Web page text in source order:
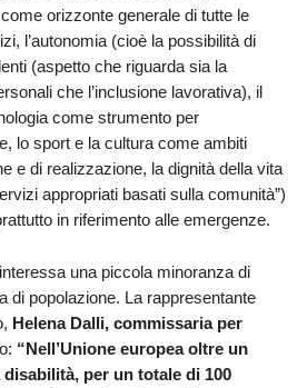
orizzonte generale di tutte le
l’autonomia (cioè la possibilità di
(aspetto che riguarda sia la
che l’inclusione lavorativa), il
come strumento per
lo sport e la cultura come ambiti
e di realizzazione, la dignità della vita
appropriati basati sulla comunità”)
in riferimento alle emergenze.
una piccola minoranza di
di popolazione. La rappresentante
Helena Dalli, commissaria per
“Nell’Unione europea oltre un
per un totale di 100